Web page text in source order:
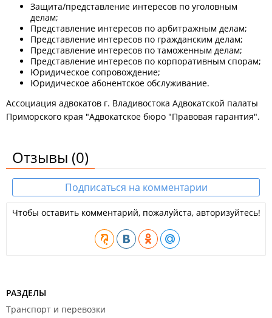
Защита/представление интересов по уголовным
делам;
Представление интересов по арбитражным делам;
Представление интересов по гражданским делам;
Представление интересов по таможенным делам;
Представление интересов по корпоративным спорам;
Юридическое сопровождение;
Юридическое абонентское обслуживание.
Ассоциация адвокатов г. Владивостока Адвокатской палаты
Приморского края "Адвокатское бюро "Правовая гарантия".
Отзывы (0)
Подписаться на комментарии
Чтобы оставить комментарий, пожалуйста, авторизуйтесь!
РАЗДЕЛЫ
Транспорт и перевозки